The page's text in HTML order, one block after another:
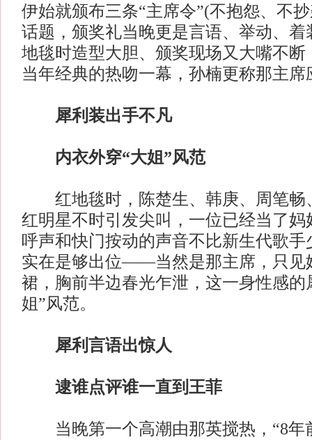
伊始就颁布三条“主席令”(不抱怨、不
话题，颁奖礼当晚更是言语、举动、着
地毯时造型大胆、颁奖现场又大嘴不断
当年经典的热吻一幕，孙楠更称那主
犀利装出手不凡
内衣外穿“大姐”风范
红地毯时，陈楚生、韩庚、周笔畅
红明星不时引发尖叫，一位已经当了妈
呼声和快门按动的声音不比新生代歌手
实在是够出位——当然是那主席，只见
裙，胸前半边春光乍泄，这一身性感的
姐”风范。
犀利言语出惊人
逮谁点评谁一直到王菲
当晚第一个高潮由那英搅热，“8年